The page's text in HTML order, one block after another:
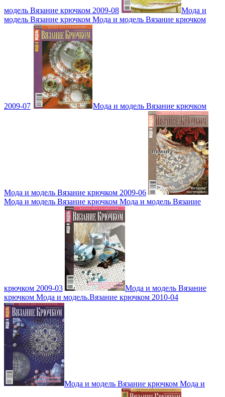
модель Вязание крючком 2009-08
Мода и
модель Вязание крючком Мода и модель Вязание крючком
2009-07 Мода и модель Вязание крючком
Мода и модель Вязание крючком 2009-06
Мода и модель Вязание крючком Мода и модель Вязание
крючком 2009-03
Мода и модель Вязание
крючком Мода и модель.Вязание крючком 2010-04
Мода и модель Вязание крючком Мода и